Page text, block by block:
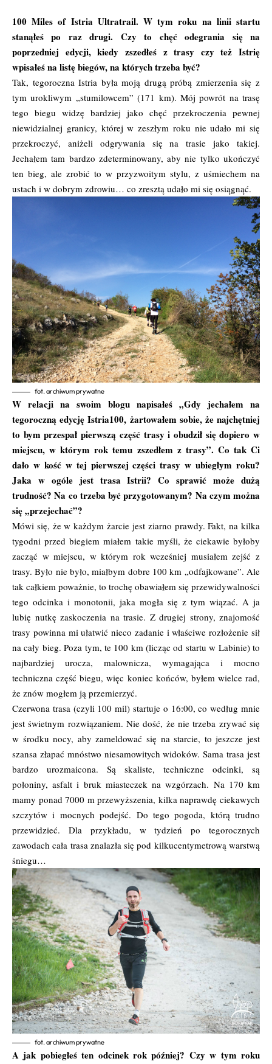
100 Miles of Istria Ultratrail. W tym roku na linii startu
stanąłeś po raz drugi. Czy to chęć odegrania się na
poprzedniej edycji, kiedy zszedłeś z trasy czy też Istrię
wpisałeś na listę biegów, na których trzeba być?
Tak, tegoroczna Istria była moją drugą próbą zmierzenia się z
tym urokliwym „stumilowcem” (171 km). Mój powrót na trasę
tego biegu widzę bardziej jako chęć przekroczenia pewnej
niewidzialnej granicy, której w zeszłym roku nie udało mi się
przekroczyć, aniżeli odgrywania się na trasie jako takiej.
Jechałem tam bardzo zdeterminowany, aby nie tylko ukończyć
ten bieg, ale zrobić to w przyzwoitym stylu, z uśmiechem na
ustach i w dobrym zdrowiu… co zresztą udało mi się osiągnąć.
fot. archiwum prywatne
W relacji na swoim blogu napisałeś „Gdy jechałem na
tegoroczną edycję Istria100, żartowałem sobie, że najchętniej
to bym przespał pierwszą część trasy i obudził się dopiero w
miejscu, w którym rok temu zszedłem z trasy”. Co tak Ci
dało w kość w tej pierwszej części trasy w ubiegłym roku?
Jaka w ogóle jest trasa Istrii? Co sprawić może dużą
trudność? Na co trzeba być przygotowanym? Na czym można
się „przejechać”?
Mówi się, że w każdym żarcie jest ziarno prawdy. Fakt, na kilka
tygodni przed biegiem miałem takie myśli, że ciekawie byłoby
zacząć w miejscu, w którym rok wcześniej musiałem zejść z
trasy. Było nie było, miałbym dobre 100 km „odfajkowane”. Ale
tak całkiem poważnie, to trochę obawiałem się przewidywalności
tego odcinka i monotonii, jaka mogła się z tym wiązać. A ja
lubię nutkę zaskoczenia na trasie. Z drugiej strony, znajomość
trasy powinna mi ułatwić nieco zadanie i właściwe rozłożenie sił
na cały bieg. Poza tym, te 100 km (licząc od startu w Labinie) to
najbardziej urocza, malownicza, wymagająca i mocno
techniczna część biegu, więc koniec końców, byłem wielce rad,
że znów mogłem ją przemierzyć.
Czerwona trasa (czyli 100 mil) startuje o 16:00, co według mnie
jest świetnym rozwiązaniem. Nie dość, że nie trzeba zrywać się
w środku nocy, aby zameldować się na starcie, to jeszcze jest
szansa złapać mnóstwo niesamowitych widoków. Sama trasa jest
bardzo urozmaicona. Są skaliste, techniczne odcinki, są
połoniny, asfalt i bruk miasteczek na wzgórzach. Na 170 km
mamy ponad 7000 m przewyższenia, kilka naprawdę ciekawych
szczytów i mocnych podejść. Do tego pogoda, którą trudno
przewidzieć. Dla przykładu, w tydzień po tegorocznych
zawodach cała trasa znalazła się pod kilkucentymetrową warstwą
śniegu…
fot. archiwum prywatne
A jak pobiegłeś ten odcinek rok później? Czy w tym roku